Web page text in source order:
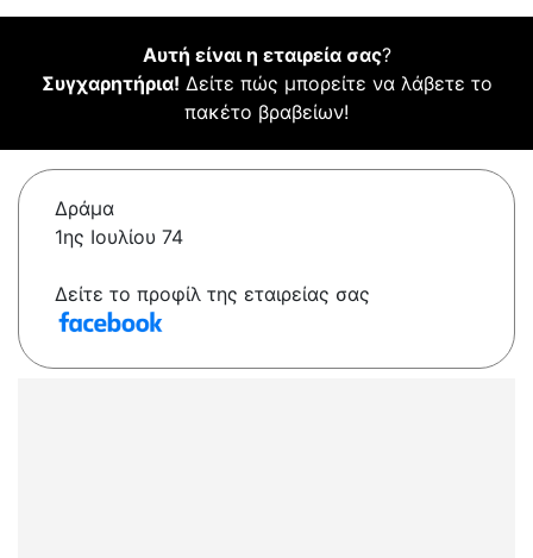
Αυτή είναι η εταιρεία σας?
Συγχαρητήρια! Δείτε πώς μπορείτε να λάβετε το
πακέτο βραβείων!
Δράμα
1ης Ιουλίου 74
Δείτε το προφίλ της εταιρείας σας